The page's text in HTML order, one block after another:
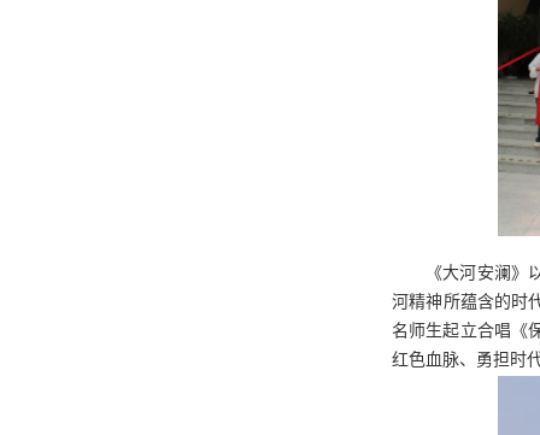
《大河安澜》
河精神所蕴含的时
名师生起立合唱《
红色血脉、勇担时